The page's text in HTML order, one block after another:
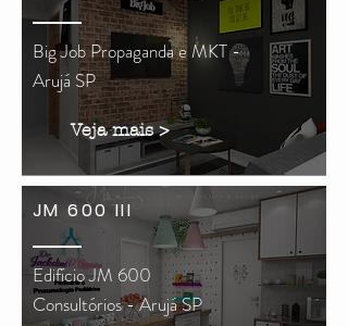
Big Job Propaganda e MKT -
Arujá SP
Veja mais >
JM 600 III
Edifício JM 600
Consultórios - Arujá SP